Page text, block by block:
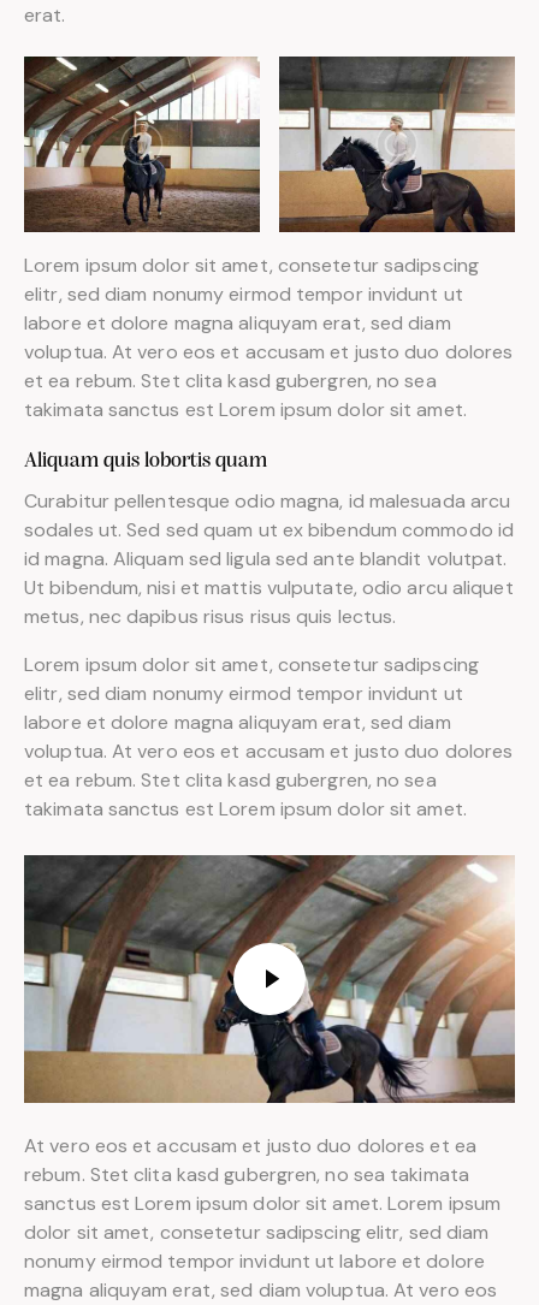
erat.
Lorem ipsum dolor sit amet, consetetur sadipscing
elitr, sed diam nonumy eirmod tempor invidunt ut
labore et dolore magna aliquyam erat, sed diam
voluptua. At vero eos et accusam et justo duo dolores
et ea rebum. Stet clita kasd gubergren, no sea
takimata sanctus est Lorem ipsum dolor sit amet.
Aliquam quis lobortis quam
Curabitur pellentesque odio magna, id malesuada arcu
sodales ut. Sed sed quam ut ex bibendum commodo id
id magna. Aliquam sed ligula sed ante blandit volutpat.
Ut bibendum, nisi et mattis vulputate, odio arcu aliquet
metus, nec dapibus risus risus quis lectus.
Lorem ipsum dolor sit amet, consetetur sadipscing
elitr, sed diam nonumy eirmod tempor invidunt ut
labore et dolore magna aliquyam erat, sed diam
voluptua. At vero eos et accusam et justo duo dolores
et ea rebum. Stet clita kasd gubergren, no sea
takimata sanctus est Lorem ipsum dolor sit amet.
At vero eos et accusam et justo duo dolores et ea
rebum. Stet clita kasd gubergren, no sea takimata
sanctus est Lorem ipsum dolor sit amet. Lorem ipsum
dolor sit amet, consetetur sadipscing elitr, sed diam
nonumy eirmod tempor invidunt ut labore et dolore
magna aliquyam erat, sed diam voluptua. At vero eos